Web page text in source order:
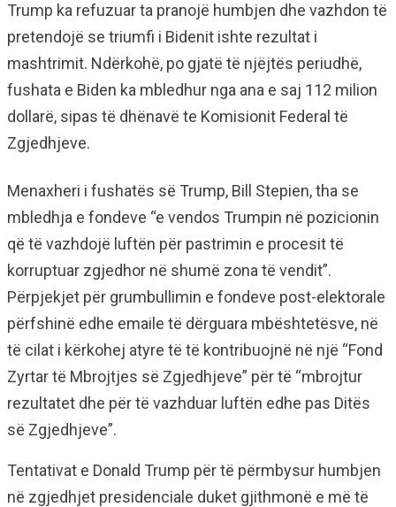
Trump ka refuzuar ta pranojë humbjen dhe vazhdon të
pretendojë se triumfi i Bidenit ishte rezultat i
mashtrimit. Ndërkohë, po gjatë të njëjtës periudhë,
fushata e Biden ka mbledhur nga ana e saj 112 milion
dollarë, sipas të dhënavë te Komisionit Federal të
Zgjedhjeve.
Menaxheri i fushatës së Trump, Bill Stepien, tha se
mbledhja e fondeve “e vendos Trumpin në pozicionin
që të vazhdojë luftën për pastrimin e procesit të
korruptuar zgjedhor në shumë zona të vendit”.
Përpjekjet për grumbullimin e fondeve post-elektorale
përfshinë edhe emaile të dërguara mbështetësve, në
të cilat i kërkohej atyre të të kontribuojnë në një “Fond
Zyrtar të Mbrojtjes së Zgjedhjeve” për të “mbrojtur
rezultatet dhe për të vazhduar luftën edhe pas Ditës
së Zgjedhjeve”.
Tentativat e Donald Trump për të përmbysur humbjen
në zgjedhjet presidenciale duket gjithmonë e më të